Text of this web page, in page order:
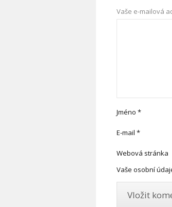
Vaše e-mailová
Jméno *
E-mail *
Webová stránka
Vaše osobní